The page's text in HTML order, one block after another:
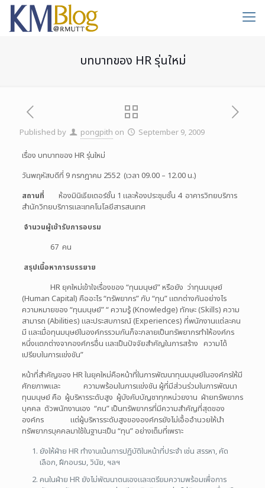
บทบาทของ HR รุ่นใหม่
Published by pongpith on
September 9, 2009
เรื่อง บทบาทของ HR รุ่นใหม่
วันพฤหัสบดีที่ 9 กรกฎาคม 2552 (เวลา 09.00 – 12.00 น.)
สถานที่ ห้องมินิเธียเตอร์ชั้น 1 และห้องประชุมชั้น 4 อาคารวิทยบริการ
สำนักวิทยบริการและเทคโนโลยีสารสนเทศ
จำนวนผู้เข้ารับการอบรม
67 คน
สรุปเนื้อหาการบรรยาย
HR ยุคใหม่เข้าใจเรื่องของ “ทุนมนุษย์” หรือยัง ว่าทุนมนุษย์
(Human Capital) คืออะไร “ทรัพยากร” กับ “ทุน” แตกต่างกันอย่างไร
ความหมายของ “ทุนมนุษย์” “ ความรู้ (Knowledge) ทักษะ (Skills) ความ
สามารถ (Abilities) และประสบการณ์ (Experiences) ที่พนักงานแต่ละคน
มี และเมื่อทุนมนุษย์ในองค์กรรวมกันก็จะกลายเป็นทรัพยากรทำให้องค์กร
หนึ่งแตกต่างจากองค์กรอื่น และเป็นปัจจัยสำคัญในการสร้าง ความได้
เปรียบในการแข่งขัน”
หน้าที่สำคัญของ HR ในยุคใหม่คือหน้าที่ในการพัฒนาทุนมนุษย์ในองค์กรให้มี
ศักยภาพและ ความพร้อมในการแข่งขัน ผู้ที่มีส่วนร่วมในการพัฒนา
ทุนมนุษย์ คือ ผู้บริหารระดับสูง ผู้บังคับบัญชาทุกหน่วยงาน ฝ่ายทรัพยากร
บุคคล ตัวพนักงานเอง “คน” เป็นทรัพยากรที่มีความสำคัญที่สุดของ
องค์กร แต่ผู้บริหารระดับสูงขององค์กรยังไม่เอื้ออำนวยให้นำ
ทรัพยากรบุคคลมาใช้ในฐานะเป็น “ทุน” อย่างเต็มที่เพราะ
ยังให้ฝ่าย HR ทำงานเน้นการปฏิบัติในหน้าที่ประจำ เช่น สรรหา, คัด
เลือก, ฝึกอบรม, วินัย, ฯลฯ
คนในฝ่าย HR ยังไม่พัฒนาตนเองและเตรียมความพร้อมเพื่อการ